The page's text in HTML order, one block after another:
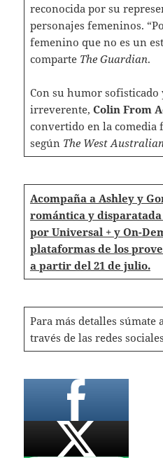
reconocida por su
personajes femeninos.
femenino que no es un
comparte The Guardian.
Con su humor sofisticado
irreverente, Colin From
convertido en la comedia
según The West Australian
Acompaña a Ashley y
romántica y
por Universal + y On-
plataformas de los
a partir del 21 de julio.
Para más detalles súmate
través de las redes